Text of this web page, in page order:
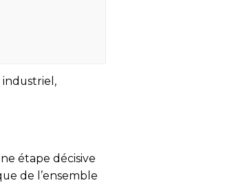
industriel,
étape décisive
de l’ensemble